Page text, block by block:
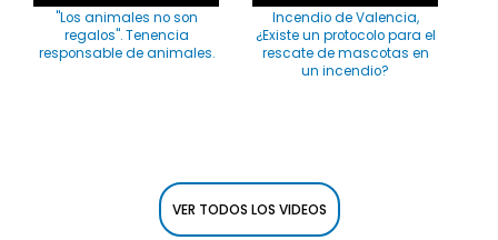
"Los animales no son
regalos". Tenencia
responsable de animales.
Incendio de Valencia,
¿Existe un protocolo para el
rescate de mascotas en
un incendio?
VER TODOS LOS VIDEOS